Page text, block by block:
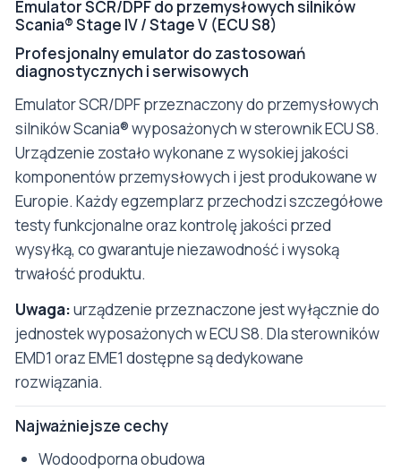
Emulator SCR/DPF do przemysłowych silników
Scania® Stage IV / Stage V (ECU S8)
Profesjonalny emulator do zastosowań
diagnostycznych i serwisowych
Emulator SCR/DPF przeznaczony do przemysłowych
silników Scania® wyposażonych w sterownik ECU S8.
Urządzenie zostało wykonane z wysokiej jakości
komponentów przemysłowych i jest produkowane w
Europie. Każdy egzemplarz przechodzi szczegółowe
testy funkcjonalne oraz kontrolę jakości przed
wysyłką, co gwarantuje niezawodność i wysoką
trwałość produktu.
Uwaga:urządzenie przeznaczone jest wyłącznie do
jednostek wyposażonych w ECU S8. Dla sterowników
EMD1 oraz EME1 dostępne są dedykowane
rozwiązania.
Najważniejsze cechy
Wodoodporna obudowa